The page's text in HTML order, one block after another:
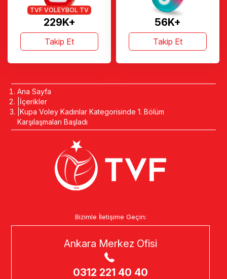
229K+
TVF VOLEYBOL TV
Takip Et
56K+
Takip Et
Ana Sayfa
İçerikler
Kupa Voley Kadınlar Kategorisinde 1. Bölüm
Karşılaşmaları Başladı
Bizimle İletişime Geçin:
Ankara Merkez Ofisi
0312 221 40 40